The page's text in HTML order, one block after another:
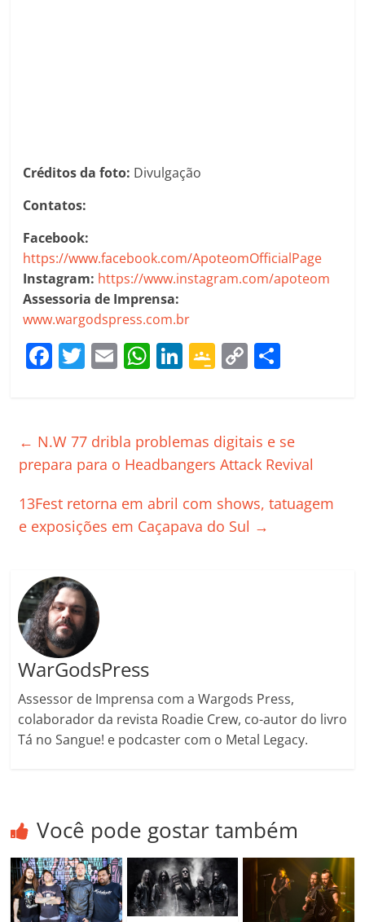
Créditos da foto: Divulgação
Contatos:
Facebook:
https://www.facebook.com/ApoteomOfficialPage
Instagram: https://www.instagram.com/apoteom
Assessoria de Imprensa:
www.wargodspress.com.br
F
a
e
b
o
k
T
w
er
E
m
l
W
h
s
A
p
Li
n
e
dI
n
G
o
gl
e
a
ss
C
o
y
Li
k
p
ar
h
← N.W 77 dribla problemas digitais e se
prepara para o Headbangers Attack Revival
13Fest retorna em abril com shows, tatuagem
e exposições em Caçapava do Sul →
WarGodsPress
Assessor de Imprensa com a Wargods Press,
colaborador da revista Roadie Crew, co-autor do livro
Tá no Sangue! e podcaster com o Metal Legacy.
Você pode gostar também